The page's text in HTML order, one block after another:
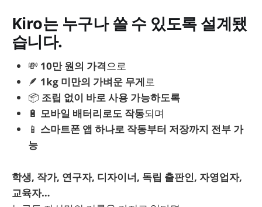
Kiro는 누구나 쓸 수 있도록 설계됐
습니다.
💸 10만 원의 가격으로
🪶 1kg 미만의 가벼운 무게로
📦 조립 없이 바로 사용 가능하도록
🔋 모바일 배터리로도 작동되며
📱 스마트폰 앱 하나로 작동부터 저장까지 전부 가
능
학생, 작가, 연구자, 디자이너, 독립 출판인, 자영업자,
교육자…